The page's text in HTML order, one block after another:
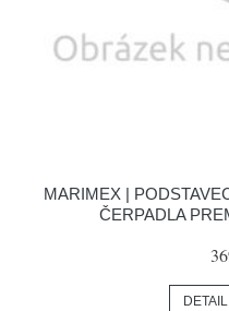
MARIMEX |
ČERPADLA